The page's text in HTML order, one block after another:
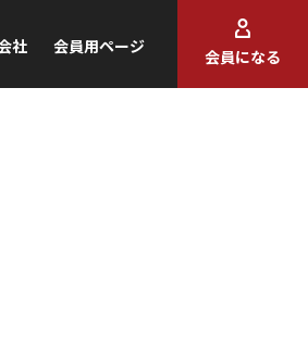
社 会員用ページ
会員になる